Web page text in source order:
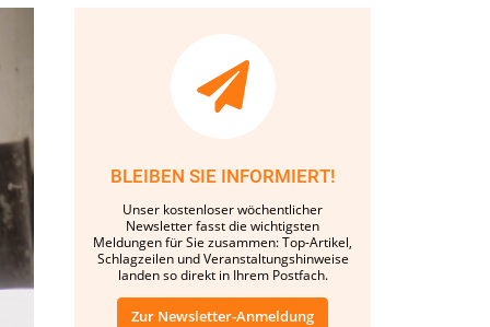
BLEIBEN SIE INFORMIERT!
Unser kostenloser wöchentlicher
Newsletter fasst die wichtigsten
Meldungen für Sie zusammen: Top-Artikel,
Schlagzeilen und Veranstaltungshinweise
landen so direkt in Ihrem Postfach.
Zur Newsletter-Anmeldung